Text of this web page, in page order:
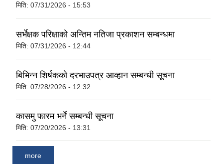
मिति: 07/31/2026 - 15:53
सर्भेक्षक परिक्षाको अन्तिम नतिजा प्रकाशन सम्बन्धमा
मिति: 07/31/2026 - 12:44
बिभिन्‍न शिर्षकको दरभाउपत्र आव्हान सम्बन्धी सूचना
मिति: 07/28/2026 - 12:32
कासमु फारम भर्ने सम्बन्धी सूचना
मिति: 07/20/2026 - 13:31
more